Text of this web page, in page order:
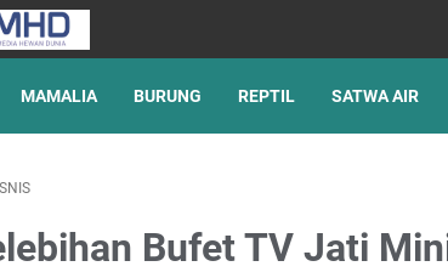
MAMALIA BURUNG REPTIL SATWA AIR
Bufet TV Jati